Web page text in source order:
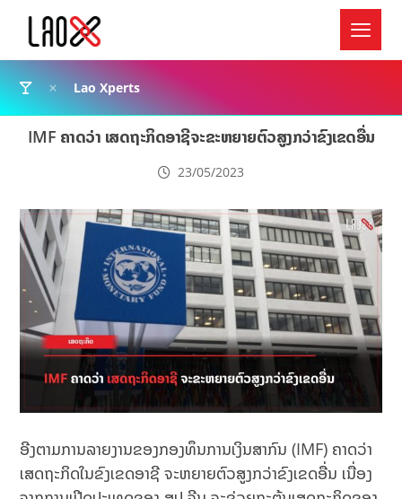
Lao Xperts
IMF ຄາດວ່າ ເສດຖະກິດອາຊີຈະຂະຫຍາຍຕົວສູງກວ່າຂົງເຂດອື່ນ
23/05/2023
ອີງຕາມການລາຍງານຂອງກອງທຶນການເງິນສາກົນ (IMF) ຄາດວ່າ
ເສດຖະກິດໃນຂົງເຂດອາຊີ ຈະຫຍາຍຕົວສູງກວ່າຂົງເຂດອື່ນ ເນື່ອງ